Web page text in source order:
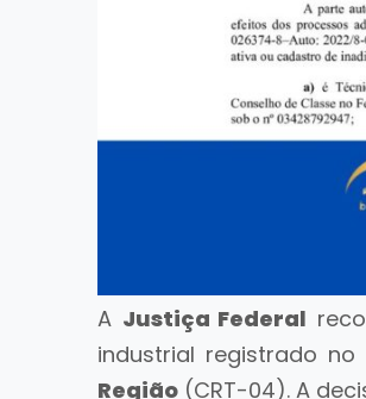
A Justiça Federal
industrial registrado no
Região (CRT-04). A